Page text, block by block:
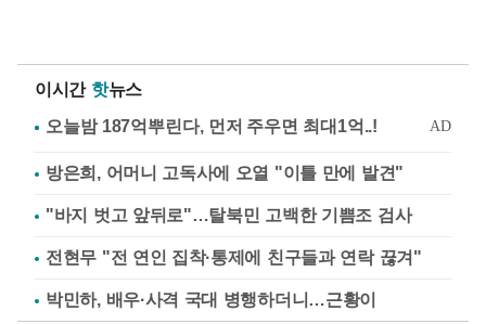
이시간 핫뉴스
방은희, 어머니 고독사에 오열 "이틀 만에 발견"
"바지 벗고 앞뒤로"…탈북민 고백한 기쁨조 검사
전현무 "전 연인 집착·통제에 친구들과 연락 끊겨"
박민하, 배우·사격 국대 병행하더니…근황이